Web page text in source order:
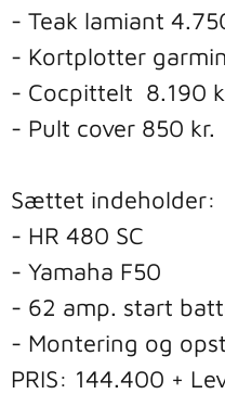
- Teak lamiant
- Kortplotter
- Cocpittelt  8.190
- Pult cover 850 kr.
Sættet indeholder:
- HR 480 SC
- Yamaha F50
- 62 amp. start
- Montering og
PRIS: 144.400 +